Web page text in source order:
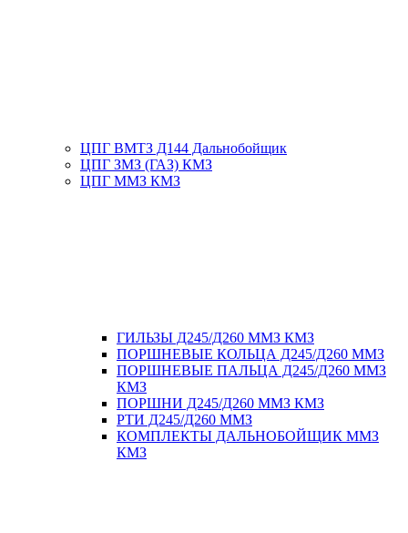
ЦПГ ВМТЗ Д144 Дальнобойщик
ЦПГ ЗМЗ (ГАЗ) КМЗ
ЦПГ ММЗ КМЗ
ГИЛЬЗЫ Д245/Д260 ММЗ КМЗ
ПОРШНЕВЫЕ КОЛЬЦА Д245/Д260 ММЗ
ПОРШНЕВЫЕ ПАЛЬЦА Д245/Д260 ММЗ
КМЗ
ПОРШНИ Д245/Д260 ММЗ КМЗ
РТИ Д245/Д260 ММЗ
КОМПЛЕКТЫ ДАЛЬНОБОЙЩИК ММЗ
КМЗ